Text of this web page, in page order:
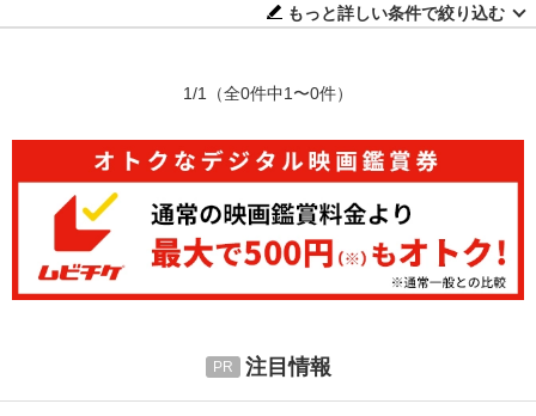
もっと詳しい条件で絞り込む
1/1 （全0件中1〜0件）
注目情報